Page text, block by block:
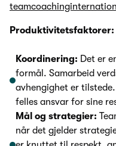
Produktivitetsfaktorer:
Koordinering: Det er
formål. Samarbeid
avhengighet er
felles ansvar for sine
Mål og strategier:
når det gjelder